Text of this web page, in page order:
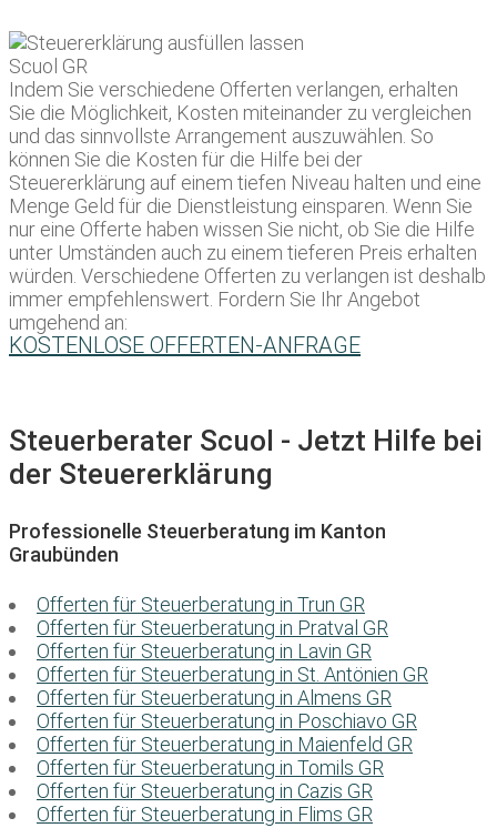
Indem Sie verschiedene Offerten verlangen, erhalten
Sie die Möglichkeit, Kosten miteinander zu vergleichen
und das sinnvollste Arrangement auszuwählen. So
können Sie die Kosten für die Hilfe bei der
Steuererklärung auf einem tiefen Niveau halten und eine
Menge Geld für die Dienstleistung einsparen. Wenn Sie
nur eine Offerte haben wissen Sie nicht, ob Sie die Hilfe
unter Umständen auch zu einem tieferen Preis erhalten
würden. Verschiedene Offerten zu verlangen ist deshalb
immer empfehlenswert. Fordern Sie Ihr Angebot
umgehend an:
KOSTENLOSE OFFERTEN-ANFRAGE
Steuerberater Scuol - Jetzt Hilfe bei
der Steuererklärung
Professionelle Steuerberatung im Kanton
Graubünden
Offerten für Steuerberatung in Trun GR
Offerten für Steuerberatung in Pratval GR
Offerten für Steuerberatung in Lavin GR
Offerten für Steuerberatung in St. Antönien GR
Offerten für Steuerberatung in Almens GR
Offerten für Steuerberatung in Poschiavo GR
Offerten für Steuerberatung in Maienfeld GR
Offerten für Steuerberatung in Tomils GR
Offerten für Steuerberatung in Cazis GR
Offerten für Steuerberatung in Flims GR